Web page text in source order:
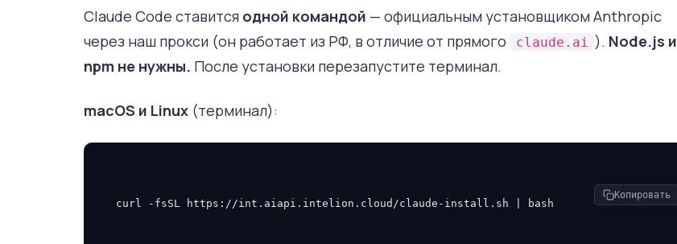
Claude Code ставится одной командой — официальным установщиком Anthropic
через наш прокси (он работает из РФ, в отличие от прямого
claude.ai ). Node.js и
npm не нужны. После установки перезапустите терминал.
macOS и Linux (терминал):
curl -fsSL https://int.aiapi.intelion.cloud/claude-install.sh
Копировать